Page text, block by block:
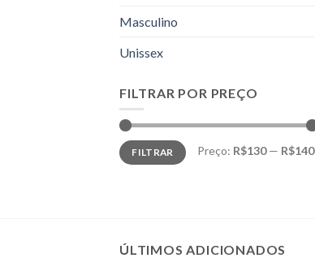
Masculino
Unissex
FILTRAR POR PREÇO
Preço
mínimo
Preço
máximo
FILTRAR Preço: R$130— R$140
ÚLTIMOS ADICIONADOS